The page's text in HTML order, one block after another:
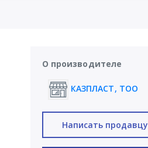
О производителе
КАЗПЛАСТ, ТОО
Написать продавцу